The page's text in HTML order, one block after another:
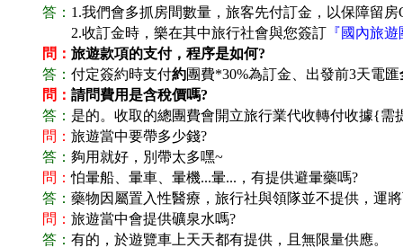
答： 1.我們會多抓房間數量，旅客先付訂金，以保障留
2.收訂金時，樂在其中旅行社會與您簽訂 『國內旅
問： 旅遊款項的支付，程序是如何?
答： 付定簽約時支付約團費*30%為訂金、出發前3天電匯
問： 請問費用是含稅價嗎?
答： 是的。收取的總團費會開立旅行業代收轉付收據{
問： 旅遊當中要帶多少錢?
答： 夠用就好，別帶太多嘿~
問：怕暈船、暈車、暈機...暈...，有提供避暈藥嗎?
答： 藥物因屬置入性醫療，旅行社與領隊並不提供，運
問： 旅遊當中會提供礦泉水嗎?
答： 有的，於遊覽車上天天都有提供，且無限量供應。